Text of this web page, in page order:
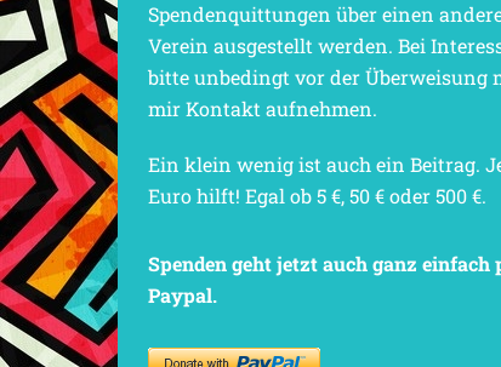
Spendenquittungen über einen
Verein ausgestellt werden. Bei
bitte unbedingt vor der Überweisung
mir Kontakt aufnehmen.
Ein klein wenig ist auch ein Beitrag.
Euro hilft! Egal ob 5 €, 50 € oder 500 €.
Spenden geht jetzt auch ganz einfach
Paypal.